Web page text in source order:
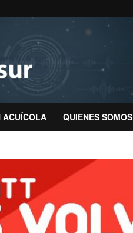
ACUÍCOLA QUIENES SOMOS